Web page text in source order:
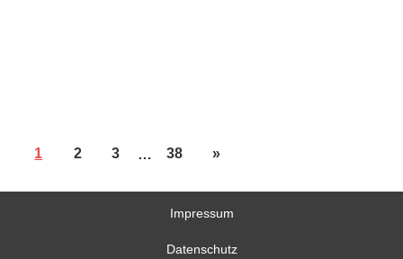
1 2 3 38 »
Impressum
Datenschutz